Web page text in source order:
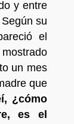
y entre
su
el
un mes
que
¿cómo
es el